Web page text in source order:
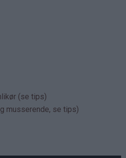
(se tips)
musserende, se tips)